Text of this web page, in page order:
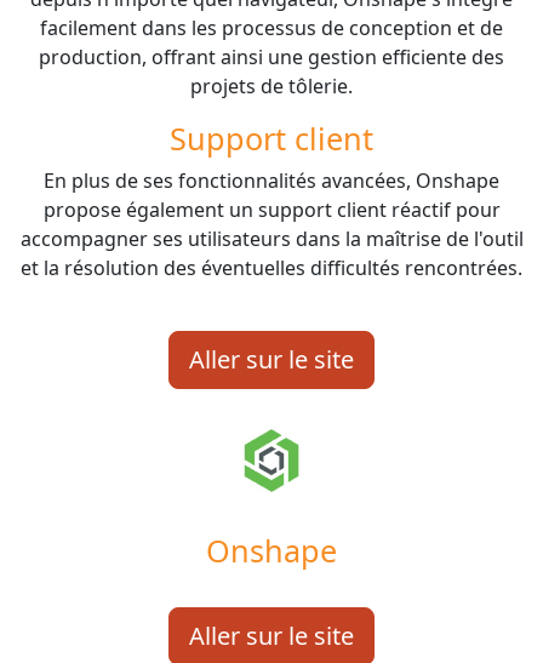
facilement dans les processus de conception et de
production, offrant ainsi une gestion efficiente des
projets de tôlerie.
Support client
En plus de ses fonctionnalités avancées, Onshape
propose également un support client réactif pour
accompagner ses utilisateurs dans la maîtrise de l'outil
et la résolution des éventuelles difficultés rencontrées.
Aller sur le site
Onshape
Aller sur le site